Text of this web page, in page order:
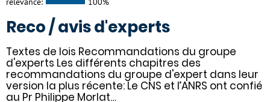
Reco / avis d'experts
Textes de lois Recommandations du groupe
d'experts Les différents chapitres des
recommandations du groupe d'expert dans leur
version la plus récente: Le CNS et l’ANRS ont confié
au Pr Philippe Morlat…